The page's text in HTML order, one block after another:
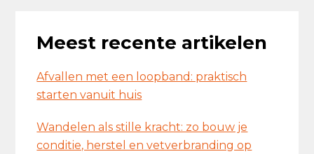
Meest recente artikelen
Afvallen met een loopband: praktisch
starten vanuit huis
Wandelen als stille kracht: zo bouw je
conditie, herstel en vetverbranding op